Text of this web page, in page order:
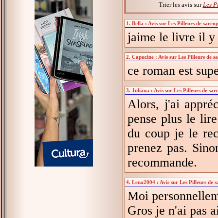
Trier les avis sur Les
1. Bella : Avis sur Les Pilleurs de
jaime le livre il y
2. Capucine : Avis sur Les Pilleurs de
ce roman est
3. Juliana : Avis sur Les Pilleurs de
Alors, j'ai
pense plus le
du coup je le
prenez pas.
recommande.
4. Lena2004 : Avis sur Les Pilleurs de
Moi
Gros je n'ai pas